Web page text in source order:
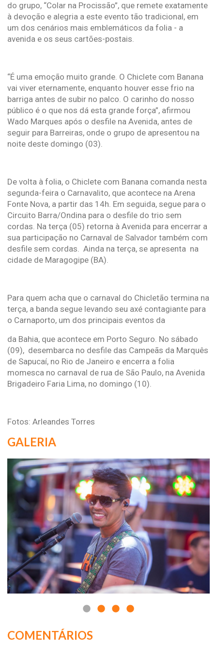
do grupo, “Colar na Procissão”, que remete exatamente
à devoção e alegria a este evento tão tradicional, em
um dos cenários mais emblemáticos da folia - a
avenida e os seus cartões-postais.
“É uma emoção muito grande. O Chiclete com Banana
vai viver eternamente, enquanto houver esse frio na
barriga antes de subir no palco. O carinho do nosso
público é o que nos dá esta grande força”, afirmou
Wado Marques após o desfile na Avenida, antes de
seguir para Barreiras, onde o grupo de apresentou na
noite deste domingo (03).
De volta à folia, o Chiclete com Banana comanda nesta
segunda-feira o Carnavalito, que acontece na Arena
Fonte Nova, a partir das 14h. Em seguida, segue para o
Circuito Barra/Ondina para o desfile do trio sem
cordas. Na terça (05) retorna à Avenida para encerrar a
sua participação no Carnaval de Salvador também com
desfile sem cordas. Ainda na terça, se apresenta na
cidade de Maragogipe (BA).
Para quem acha que o carnaval do Chicletão termina na
terça, a banda segue levando seu axé contagiante para
o Carnaporto, um dos principais eventos da
da Bahia, que acontece em Porto Seguro. No sábado
(09), desembarca no desfile das Campeãs da Marquês
de Sapucaí, no Rio de Janeiro e encerra a folia
momesca no carnaval de rua de São Paulo, na Avenida
Brigadeiro Faria Lima, no domingo (10).
Fotos: Arleandes Torres
GALERIA
COMENTÁRIOS